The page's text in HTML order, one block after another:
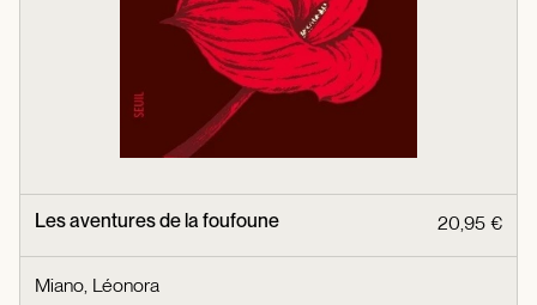
Les aventures de la foufoune 20,95 €
Miano, Léonora